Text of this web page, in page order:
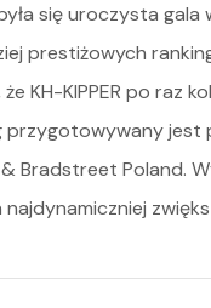
się uroczysta
prestiżowych
KH-KIPPER po raz
przygotowywany jest
Bradstreet Poland.